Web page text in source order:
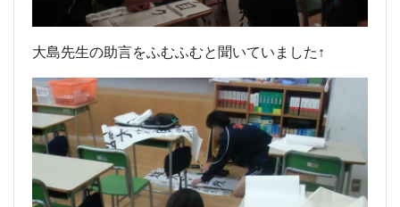
大島先生の助言をふむふむと聞いていました↑